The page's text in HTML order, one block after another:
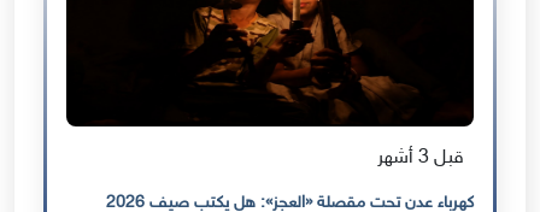
قبل 3 أشهر
كهرباء عدن تحت مقصلة «العجز»: هل يكتب صيف 2026